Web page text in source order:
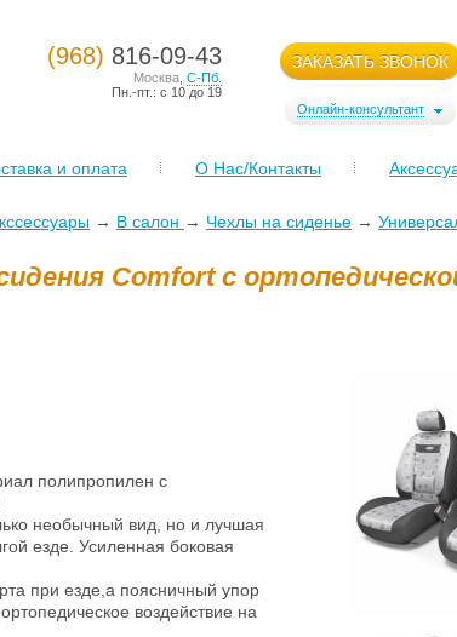
(968) 816-09-43
Москва С-Пб.
Пн.-пт.: с 10 до 19
ЗАКАЗАТЬ ЗВОНОК
Онлайн-консультант
и оплата О Нас/Контакты
→ В салон → Чехлы на сиденье →
Comfort с
полипропилен с
необычный вид, но и лучшая
езде. Усиленная боковая
при езде,а поясничный упор
воздействие на